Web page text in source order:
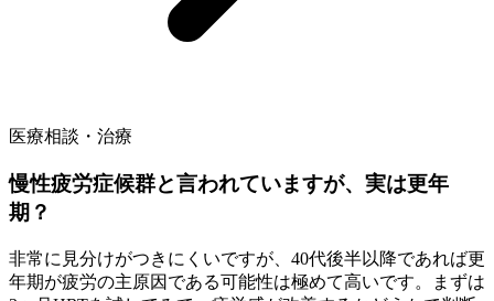
医療相談・治療
慢性疲労症候群と言われていますが、実は更年
期？
非常に見分けがつきにくいですが、40代後半以降であれば更
年期が疲労の主原因である可能性は極めて高いです。まずは